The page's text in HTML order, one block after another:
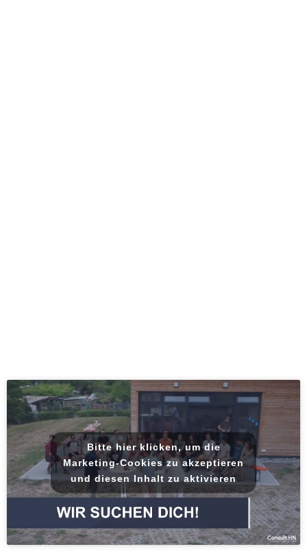
Bitte hier klicken, um die
Marketing-Cookies zu akzeptieren
und diesen Inhalt zu aktivieren